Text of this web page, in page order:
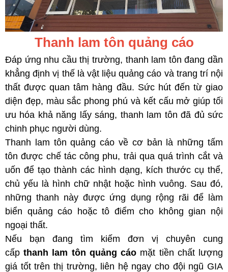
Thanh lam tôn quảng cáo
Đáp ứng nhu cầu thị trường, thanh lam tôn đang dần
khẳng định vị thế là vật liệu quảng cáo và trang trí nội
thất được quan tâm hàng đầu. Sức hút đến từ giao
diện đẹp, màu sắc phong phú và kết cấu mở giúp tối
ưu hóa khả năng lấy sáng, thanh lam tôn đã đủ sức
chinh phục người dùng.
Thanh lam tôn quảng cáo về cơ bản là những tấm
tôn được chế tác công phu, trải qua quá trình cắt và
uốn để tạo thành các hình dạng, kích thước cụ thể,
chủ yếu là hình chữ nhật hoặc hình vuông. Sau đó,
những thanh này được ứng dụng rộng rãi để làm
biển quảng cáo hoặc tô điểm cho không gian nội
ngoại thất.
Nếu bạn đang tìm kiếm đơn vị chuyên cung
cấpthanh lam tôn quảng cáo mặt tiền chất lượng
giá tốt trên thị trường, liên hệ ngay cho đội ngũ GIA